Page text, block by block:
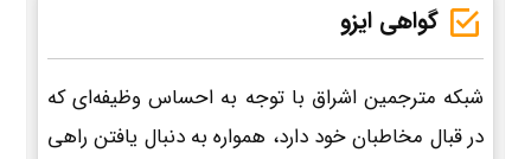
گواهی ایزو
شبکه مترجمین اشراق با توجه به احساس وظیفه‌ای که
در قبال مخاطبان خود دارد، همواره به دنبال یافتن راهی